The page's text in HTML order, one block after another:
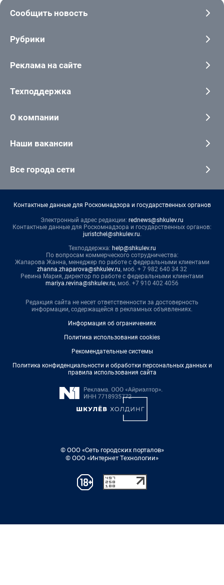
Сообщить новость
Рубрики
Реклама на сайте
Техподдержка
О компании
Наши вакансии
Все города сети
Контактные данные для Роскомнадзора и государственных органов
Электронный адрес редакции: rednews@shkulev.ru
Контактные данные для Роскомнадзора и государственных органов:
juristchel@shkulev.ru.
Техподдержка: help@shkulev.ru
По вопросам коммерческого сотрудничества:
Жапарова Жанна, менеджер по работе с федеральными клиентами
zhanna.zhaparova@shkulev.ru, моб. + 7 982 640 34 32
Ревина Мария, директор по работе с федеральными клиентами
mariya.revina@shkulev.ru, моб. +7 910 402 4056
Редакция сайта не несет ответственности за достоверность
информации, содержащейся в рекламных объявлениях.
Информация об ограничениях
Политика использования cookies
Рекомендательные системы
Политика конфиденциальности и обработки персональных данных и
правила использования сайта
© ООО «Сеть городских порталов»
© ООО «Интернет Технологии»